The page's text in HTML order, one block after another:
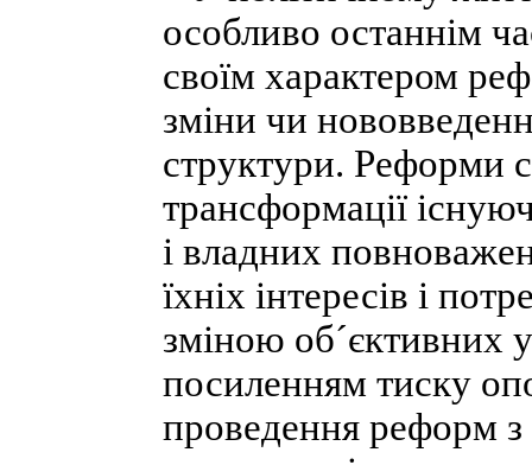
особливо останнім
своїм характером
зміни чи
структури. Реформи
трансформації
і владних
їхніх інтересів і
зміною об´єктивних
посиленням тиску
проведення реформ